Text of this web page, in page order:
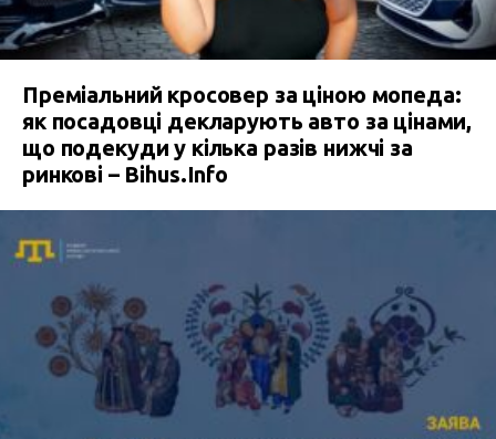
Преміальний кросовер за ціною мопеда:
як посадовці декларують авто за цінами,
що подекуди у кілька разів нижчі за
ринкові – Bihus.Info